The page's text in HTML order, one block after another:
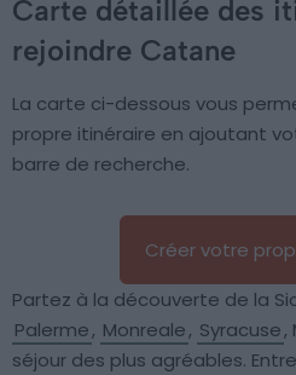
Carte détaillée des
rejoindre Catane
La carte ci-dessous vous
propre itinéraire en ajoutant
barre de recherche.
Créer votre
Partez à la découverte de la
Palerme, Monreale, Syracuse,
séjour des plus agréables. Entre